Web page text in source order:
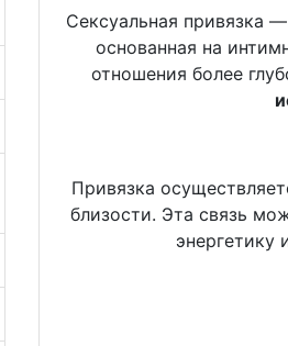
Сексуальная привязка
основанная на
отношения более
Привязка
близости. Эта связь
энергетику